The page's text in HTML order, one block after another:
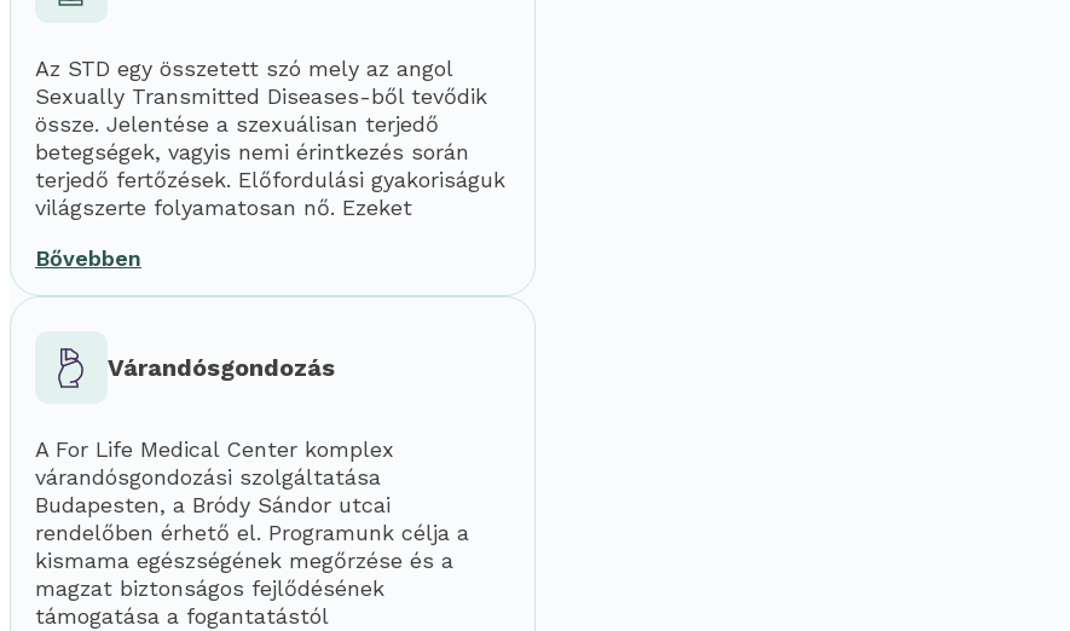
Az STD egy összetett szó mely az angol
Sexually Transmitted Diseases-ből tevődik
össze. Jelentése a szexuálisan terjedő
betegségek, vagyis nemi érintkezés során
terjedő fertőzések. Előfordulási gyakoriságuk
világszerte folyamatosan nő. Ezeket
Bővebben
Várandósgondozás
A For Life Medical Center komplex
várandósgondozási szolgáltatása
Budapesten, a Bródy Sándor utcai
rendelőben érhető el. Programunk célja a
kismama egészségének megőrzése és a
magzat biztonságos fejlődésének
támogatása a fogantatástól